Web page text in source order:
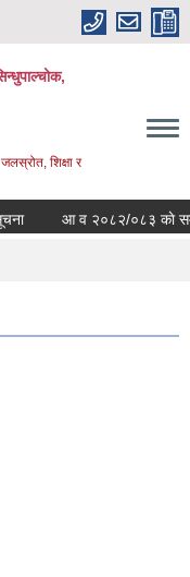
शिक्षा र
आ व २०८२/०८३ काे